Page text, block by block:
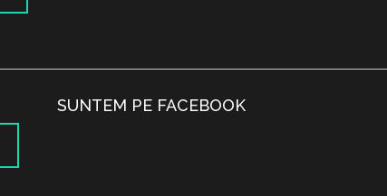
SUNTEM PE FACEBOOK